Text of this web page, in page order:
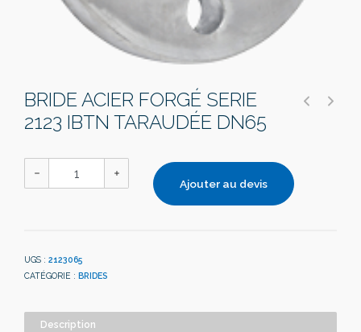
BRIDE ACIER FORGÉ SERIE
2123 IBTN TARAUDÉE DN65
Ajouter au devis
UGS : 2123065
CATÉGORIE : BRIDES
Description